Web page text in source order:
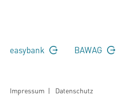
easybank BAWAG
Impressum | Datenschutz